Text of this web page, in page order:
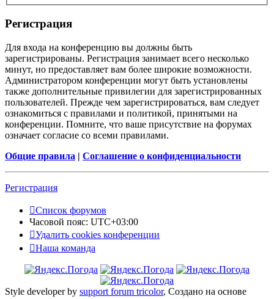
Регистрация
Для входа на конференцию вы должны быть
зарегистрированы. Регистрация занимает всего несколько
минут, но предоставляет вам более широкие возможности.
Администратором конференции могут быть установлены
также дополнительные привилегии для зарегистрированных
пользователей. Прежде чем зарегистрироваться, вам следует
ознакомиться с правилами и политикой, принятыми на
конференции. Помните, что ваше присутствие на форумах
означает согласие со всеми правилами.
Общие правила | Соглашение о конфиденциальности
Регистрация
Список форумов
Часовой пояс: UTC+03:00
Удалить cookies конференции
Наша команда
Style developer by support forum tricolor, Создано на основе